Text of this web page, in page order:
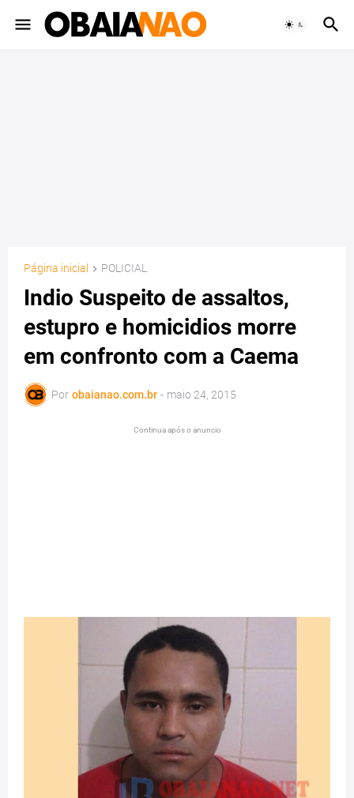
Página inicial POLICIAL
Indio Suspeito de assaltos,
estupro e homicidios morre
em confronto com a Caema
Por obaianao.com.br - maio 24, 2015
Continua após o anuncio